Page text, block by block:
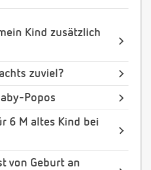
Kind zusätzlich
zuviel?
Popos
6 M altes Kind bei
von Geburt an